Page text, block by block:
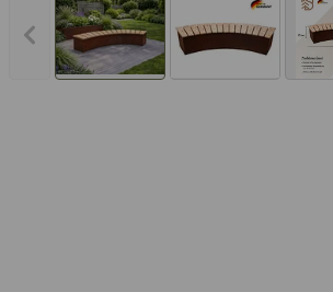
Vorheriges Bild anzeigen